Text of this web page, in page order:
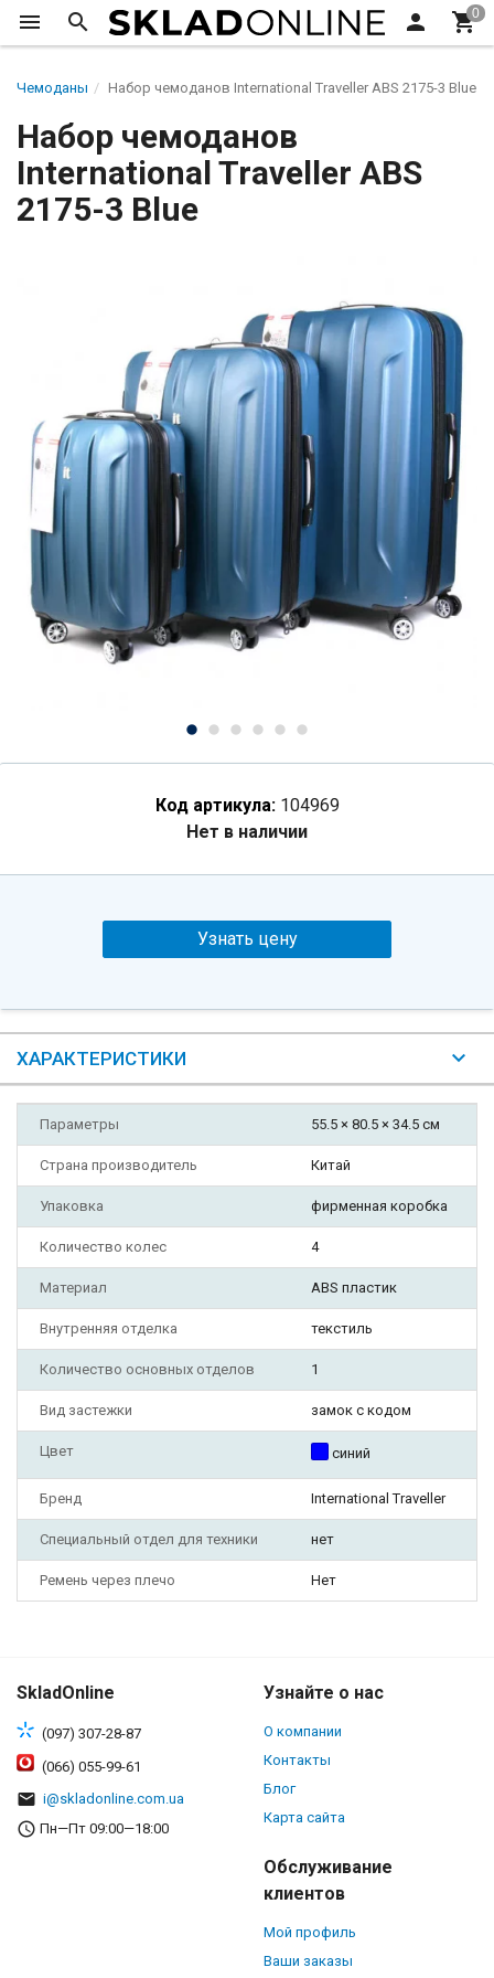
Чемоданы Набор чемоданов International Traveller ABS 2175-3 Blue
Набор чемоданов
International Traveller ABS
2175-3 Blue
Код артикула: 104969
Нет в наличии
Узнать цену
ХАРАКТЕРИСТИКИ
Параметры 55.5 × 80.5 × 34.5 см
Страна производитель Китай
Упаковка фирменная коробка
Количество колес 4
Материал ABS пластик
Внутренняя отделка текстиль
Количество основных отделов 1
Вид застежки замок с кодом
Цвет синий
Бренд International Traveller
Специальный отдел для техники нет
Ремень через плечо Нет
SkladOnline
(097) 307-28-87
(066) 055-99-61
i@skladonline.com.ua
Пн—Пт 09:00—18:00
Узнайте о нас
О компании
Контакты
Блог
Карта сайта
Обслуживание
клиентов
Мой профиль
Ваши заказы